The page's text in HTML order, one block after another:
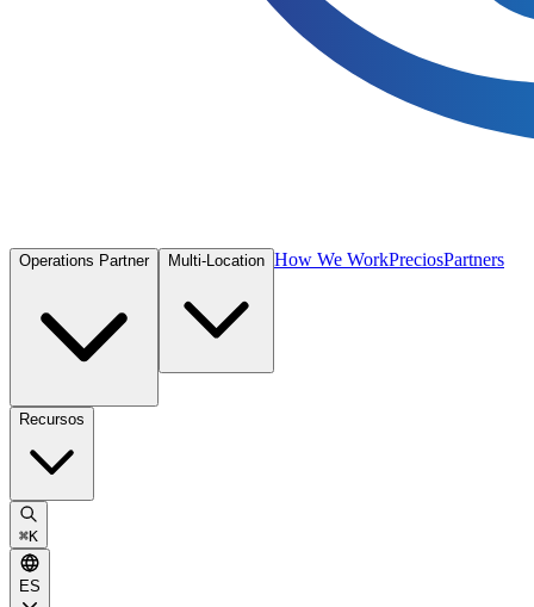
Operations Partner Multi-Location How We WorkPreciosPartners
Recursos
⌘K
ES